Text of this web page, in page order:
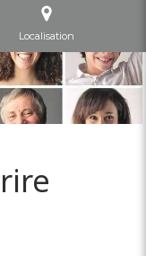
Localisation